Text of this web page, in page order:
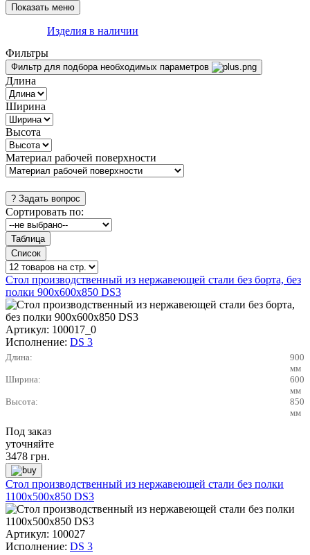
Изделия в наличии
Фильтры
Фильтр для подбора необходимых параметров
Длина
Ширина
Высота
Материал рабочей поверхности
Сортировать по:
Стол производственный из нержавеющей стали без борта, без
полки 900х600х850 DS3
Артикул: 100017_0
Исполнение: DS 3
Длина:
900
мм
Ширина:
600
мм
Высота:
850
мм
Под заказ
уточняйте
3478 грн.
Стол производственный из нержавеющей стали без полки
1100х500х850 DS3
Артикул: 100027
Исполнение: DS 3